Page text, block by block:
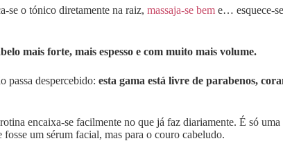
se o tónico diretamente na raiz, massaja-se bem e… esquece-
mais forte, mais espesso e com muito mais volume.
passa despercebido: esta gama está livre de parabenos,
encaixa-se facilmente no que já faz diariamente. É só
um sérum facial, mas para o couro cabeludo.